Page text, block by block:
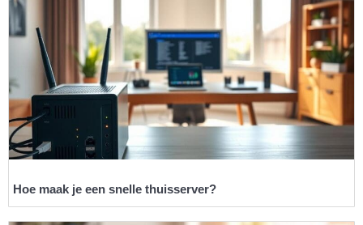
Hoe maak je een snelle thuisserver?